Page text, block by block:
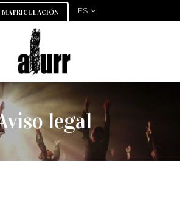
MATRICULACIÓN ES
legal